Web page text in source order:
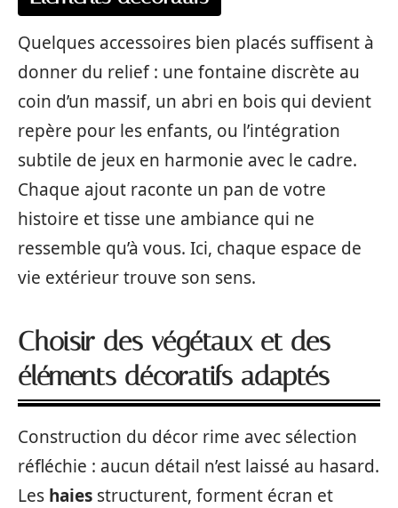
Quelques accessoires bien placés suffisent à
donner du relief : une fontaine discrète au
coin d’un massif, un abri en bois qui devient
repère pour les enfants, ou l’intégration
subtile de jeux en harmonie avec le cadre.
Chaque ajout raconte un pan de votre
histoire et tisse une ambiance qui ne
ressemble qu’à vous. Ici, chaque espace de
vie extérieur trouve son sens.
Choisir des végétaux et des
éléments décoratifs adaptés
Construction du décor rime avec sélection
réfléchie : aucun détail n’est laissé au hasard.
Les haies structurent, forment écran et